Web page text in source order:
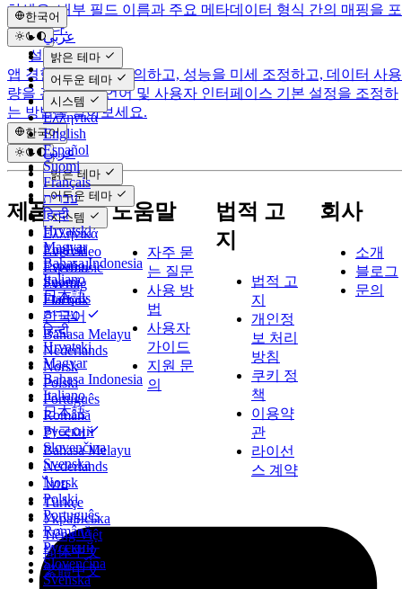
한국어
عربي
Català
Čeština
Dansk
Deutsch
Ελληνικά
English
Español
Suomi
Français
עברית
हिन्दी
Hrvatski
Magyar
Bahasa Indonesia
Italiano
日本語
한국어
Bahasa Melayu
Nederlands
Norsk
Polski
Português
Română
Русский
Slovenčina
Svenska
ไทย
Türkçe
Українська
Tiếng Việt
简体中文
繁體中文
밝은 테마
어두운 테마
시스템
하세요. 내부 필드 이름과 주요 메타데이터 형식 간의 매핑을 포
함합니다.
설정
앱 경험을 사용자 정의하고, 성능을 미세 조정하고, 데이터 사용
량을 관리하고, 언어 및 사용자 인터페이스 기본 설정을 조정하
는 방법을 알아보세요.
한국어
عربي
Català
Čeština
Dansk
Deutsch
Ελληνικά
English
Español
Suomi
Français
עברית
हिन्दी
Hrvatski
Magyar
Bahasa Indonesia
Italiano
日本語
한국어
Bahasa Melayu
Nederlands
Norsk
Polski
Português
Română
Русский
Slovenčina
Svenska
밝은 테마
어두운 테마
시스템
제품
Evervideo
Evermusic
Evertag
Flacbox
도움말
자주 묻
는 질문
사용 방
법
사용자
가이드
지원 문
의
법적 고
지
법적 고
지
개인정
보 처리
방침
쿠키 정
책
이용약
관
라이선
스 계약
회사
소개
블로그
문의